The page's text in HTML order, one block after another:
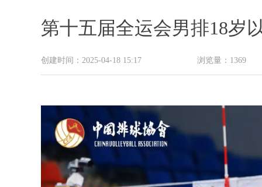
第十五届全运会男排18岁
创建时间： 2025-04-18 15:17 浏览量： 1369